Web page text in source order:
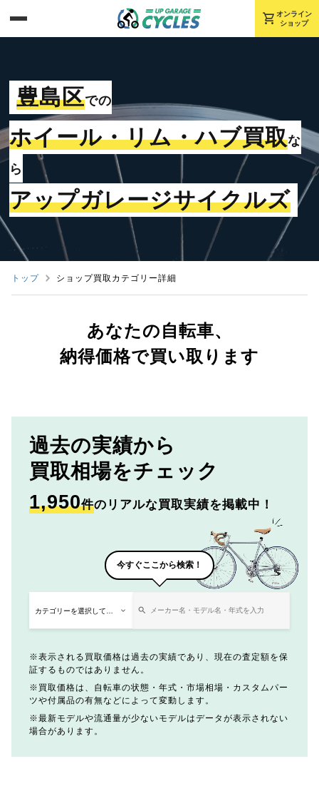
shopping_cart オンライン
ショップ
豊島区での
ホイール・リム・ハブ買取な
ら
アップガレージサイクルズ
トップ ショップ買取カテゴリー詳細
あなたの自転車、
納得価格で買い取ります
過去の実績から
買取相場をチェック
1,950件のリアルな買取実績を掲載中！
今すぐここから検索！
表示される買取価格は過去の実績であり、現在の査定額を保
証するものではありません。
買取価格は、自転車の状態・年式・市場相場・カスタムパー
ツや付属品の有無などによって変動します。
最新モデルや流通量が少ないモデルはデータが表示されない
場合があります。